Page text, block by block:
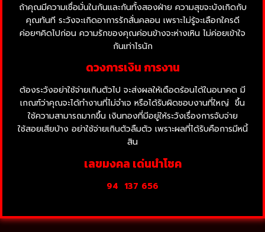
ถ้าคุณมีความเชื่อมั่นในกันและกันทั้งสองฝ่าย ความสุขจะบังเกิดกับ
คุณทันที ระวังจะเกิดอาการรักสั่นคลอน เพราะไม่รู้จะเลือกใครดี
ค่อยๆคิดไปก่อน ความรักของคุณค่อนข้างจะห่างเหิน ไม่ค่อยเข้าใจ
กันเท่าไรนัก
ดวงการเงิน การงาน
ต้องระวังอย่าใช้จ่ายเกินตัวไป จะส่งผลให้เดือดร้อนได้ในอนาคต มี
เกณฑ์ว่าคุณจะได้ทำงานที่ไม่จำเจ หรือได้รับผิดชอบงานที่ใหญ่ ขึ้น
ใช้ความสามารถมากขึ้น เงินทองที่มีอยู่ให้ระวังเรื่องการจับจ่าย
ใช้สอยเสียบ้าง อย่าใช้จ่ายเกินตัวลืมตัว เพราะผลที่ได้รับคือการมีหนี้
สิน
เลขมงคล เด่นนำโชค
94 137 656